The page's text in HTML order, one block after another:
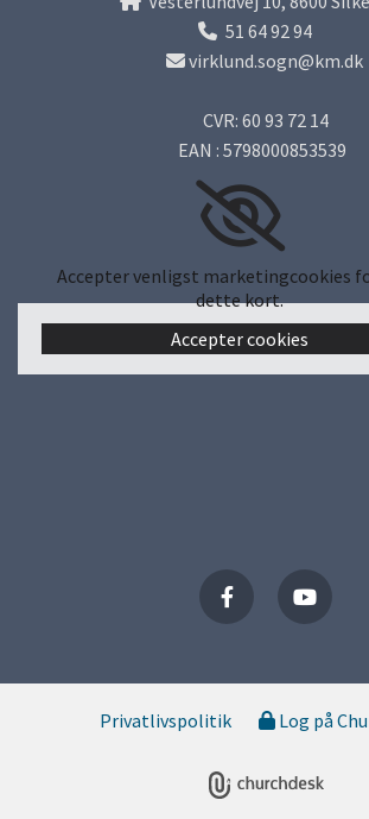
 51 64 92 94
virklund.sogn@km.dk
CVR: 60 93 72 14
EAN : 5798000853539
Accepter venligst marketingcookies
dette kort.
Accepter cookies
Privatlivspolitik Log på